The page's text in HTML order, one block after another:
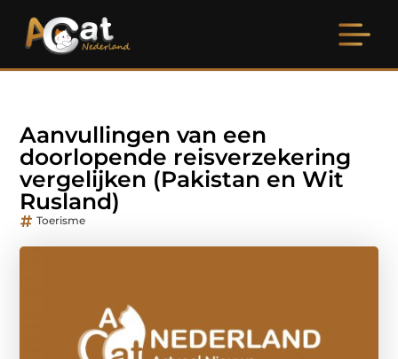
Aanvullingen van een
doorlopende reisverzekering
vergelijken (Pakistan en Wit
Rusland)
Toerisme